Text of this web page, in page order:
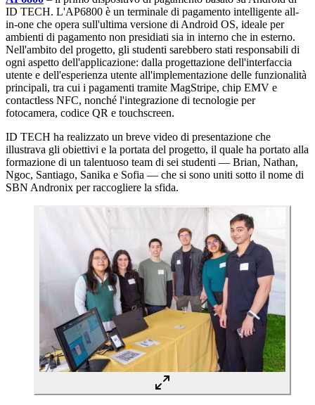
ID TECH. L'AP6800 è un terminale di pagamento intelligente all-
in-one che opera sull'ultima versione di Android OS, ideale per
ambienti di pagamento non presidiati sia in interno che in esterno.
Nell'ambito del progetto, gli studenti sarebbero stati responsabili di
ogni aspetto dell'applicazione: dalla progettazione dell'interfaccia
utente e dell'esperienza utente all'implementazione delle funzionalità
principali, tra cui i pagamenti tramite MagStripe, chip EMV e
contactless NFC, nonché l'integrazione di tecnologie per
fotocamera, codice QR e touchscreen.
ID TECH ha realizzato un breve video di presentazione che
illustrava gli obiettivi e la portata del progetto, il quale ha portato alla
formazione di un talentuoso team di sei studenti — Brian, Nathan,
Ngoc, Santiago, Sanika e Sofia — che si sono uniti sotto il nome di
SBN Andronix per raccogliere la sfida.